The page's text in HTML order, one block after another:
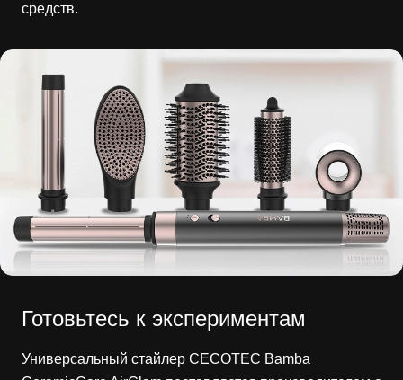
средств.
Готовьтесь к экспериментам
Универсальный стайлер CECOTEC Bamba